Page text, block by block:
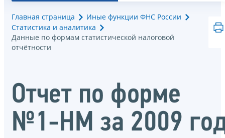
Главная страница
Иные функции ФНС России
Статистика и аналитика
Данные по формам статистической налоговой
отчётности
Отчет по форме
№1-НМ за 2009